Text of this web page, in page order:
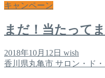
キャンペーン
まだ！当たって
2018年10月12日 wish
香川県丸亀市 サロン・ド